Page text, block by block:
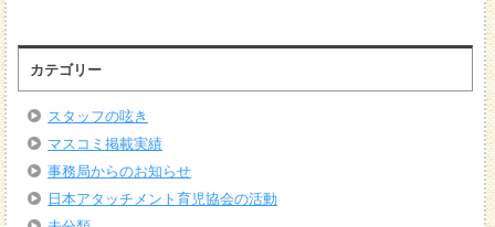
カテゴリー
スタッフの呟き
マスコミ掲載実績
事務局からのお知らせ
日本アタッチメント育児協会の活動